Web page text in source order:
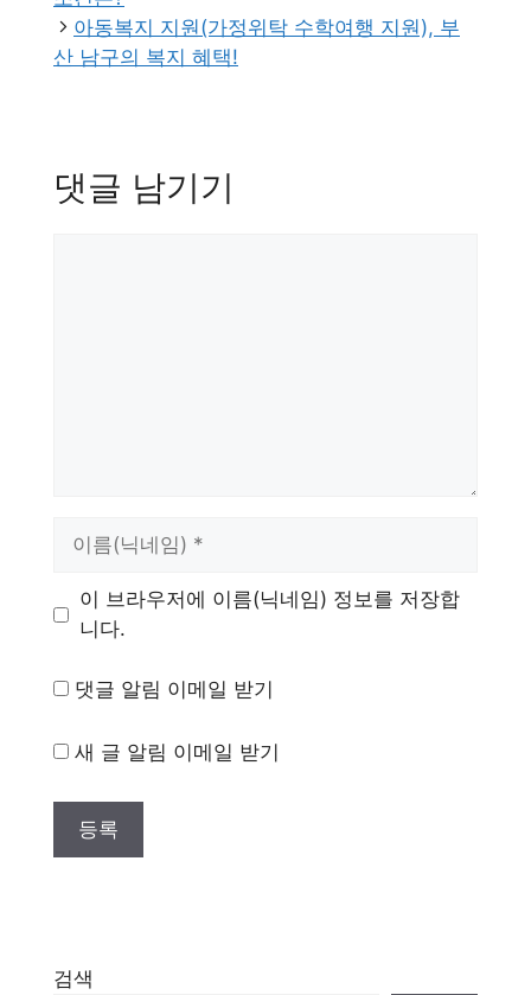
아동복지 지원(가정위탁 수학여행 지원), 부
산 남구의 복지 혜택!
댓글 남기기
이 브라우저에 이름(닉네임) 정보를 저장합
니다.
댓글 알림 이메일 받기
새 글 알림 이메일 받기
검색